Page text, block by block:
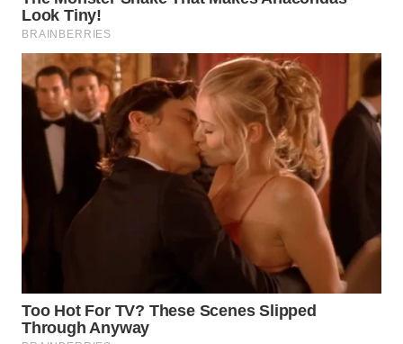
WN
MADURA
WN
SURABAYA
WN
NATUNA
MANDALIKA